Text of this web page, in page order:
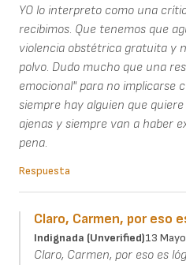
YO lo interpreto como una
recibimos. Que tenemos que
violencia obstétrica gratuita y
polvo. Dudo mucho que una
emocional" para no implicarse
siempre hay alguien que
ajenas y siempre van a haber
pena.
Respuesta
Claro, Carmen, por eso
Indignada (unverified)13
Claro, Carmen, por eso es